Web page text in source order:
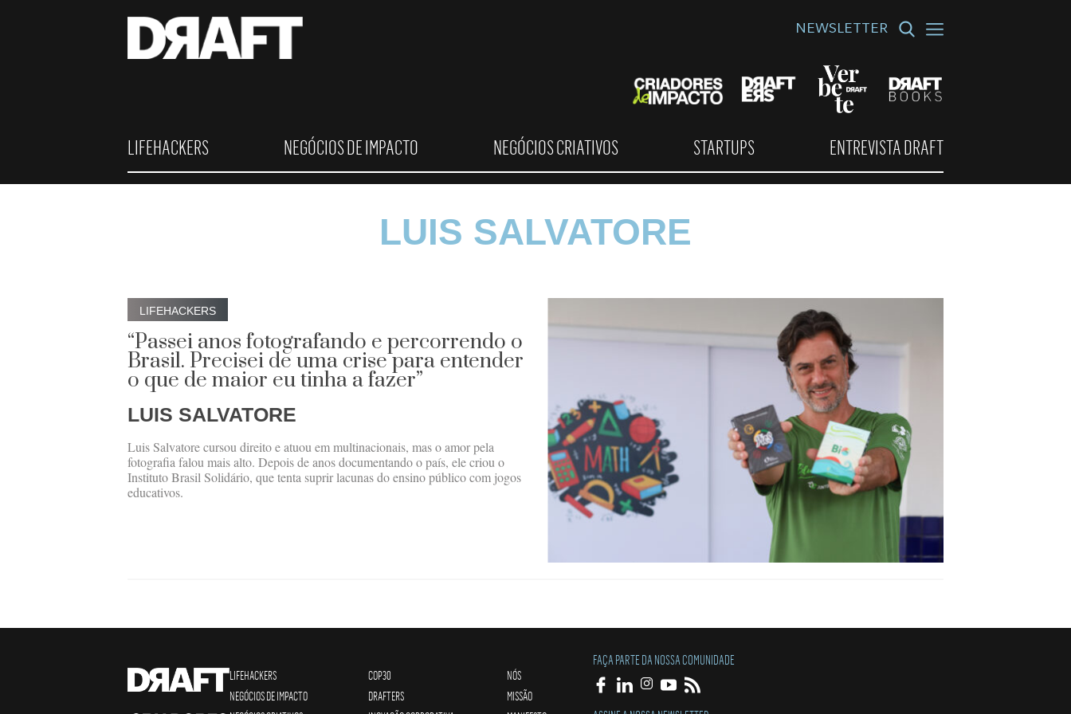
NEWSLETTER
LIFEHACKERS NEGÓCIOS DE IMPACTO NEGÓCIOS CRIATIVOS STARTUPS ENTREVISTA DRAFT
LUIS SALVATORE
LIFEHACKERS
“Passei anos fotografando e percorrendo o
Brasil. Precisei de uma crise para entender
o que de maior eu tinha a fazer”
LUIS SALVATORE
Luis Salvatore cursou direito e atuou em multinacionais, mas o amor pela
fotografia falou mais alto. Depois de anos documentando o país, ele criou o
Instituto Brasil Solidário, que tenta suprir lacunas do ensino público com jogos
educativos.
LIFEHACKERS
NEGÓCIOS DE IMPACTO
COP30
DRAFTERS
NÓS
MISSÃO
FAÇA PARTE DA NOSSA COMUNIDADE